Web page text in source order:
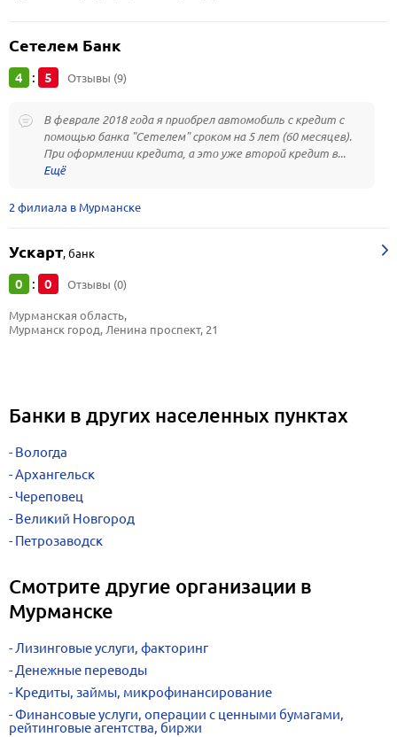
Сетелем Банк
4 : 5 Отзывы (9)
В феврале 2018 года я приобрел автомобиль с кредит с
помощью банка "Сетелем" сроком на 5 лет (60 месяцев).
При оформлении кредита, а это уже второй кредит в...
2 филиала в Мурманске
Ускарт,банк
0 : 0 Отзывы (0)
Мурманская область,
Мурманск город, Ленина проспект, 21
Банки в других населенных пунктах
Вологда
Архангельск
Череповец
Великий Новгород
Петрозаводск
Смотрите другие организации в
Мурманске
Лизинговые услуги, факторинг
Денежные переводы
Кредиты, займы, микрофинансирование
Финансовые услуги, операции с ценными бумагами,
рейтинговые агентства, биржи